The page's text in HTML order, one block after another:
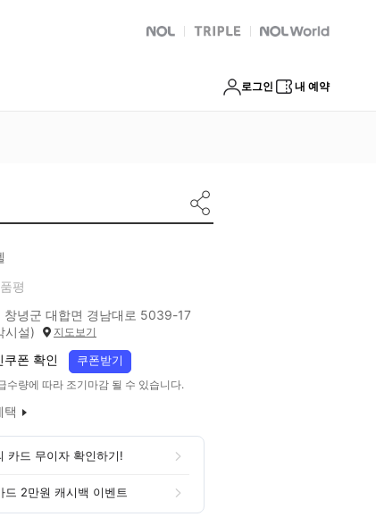
NOL 트리플 Global Interpark
로그인 내 예약
평
창녕군 대합면 경남대로 5039-17
시설)
지도보기
쿠폰 확인 쿠폰받기
수량에 따라 조기마감 될 수 있습니다.
택
카드 무이자 확인하기!
드 2만원 캐시백 이벤트